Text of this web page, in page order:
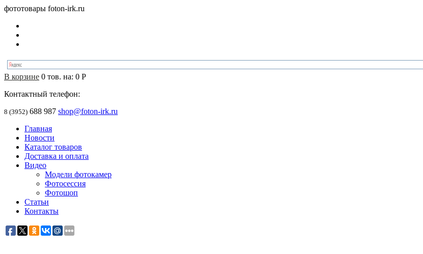
фототовары foton-irk.ru
В корзине 0 тов. на: 0 Р
Контактный телефон:
8 (3952) 688 987 shop@foton-irk.ru
Главная
Новости
Каталог товаров
Доставка и оплата
Видео
Модели фотокамер
Фотосессия
Фотошоп
Статьи
Контакты